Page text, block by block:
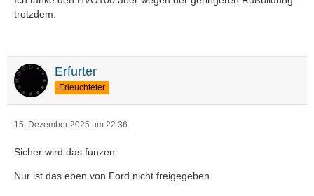
trotzdem.
Erfurter
Erleuchteter
15. Dezember 2025 um 22:36
Sicher wird das funzen.
Nur ist das eben von Ford nicht freigegeben.